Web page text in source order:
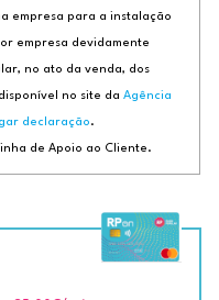
empresa para a instalação
empresa devidamente
no ato da venda, dos
no site da Agência
declaração.
de Apoio ao Cliente.